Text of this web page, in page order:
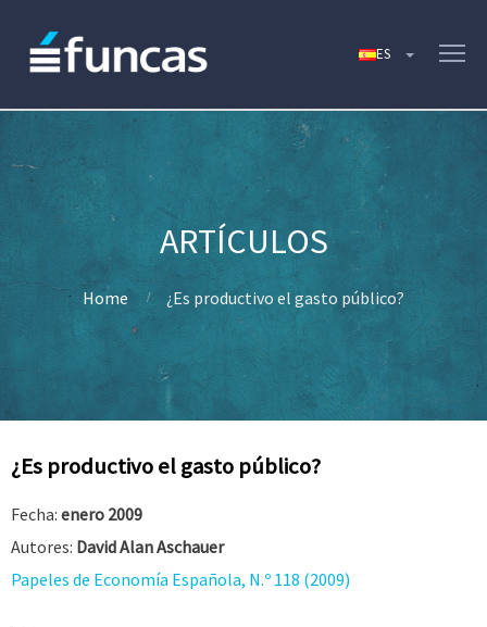
Home ¿Es productivo el gasto público?
¿Es productivo el gasto público?
Fecha: enero 2009
Autores: David Alan Aschauer
Papeles de Economía Española, N.º 118 (2009)